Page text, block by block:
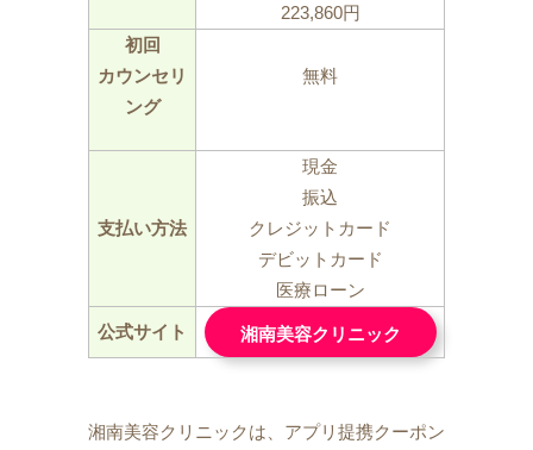
223,860円
初回
カウンセリ
ング
無料
支払い方法
現金
振込
クレジットカード
デビットカード
医療ローン
公式サイト 湘南美容クリニック
湘南美容クリニックは、アプリ提携クーポン